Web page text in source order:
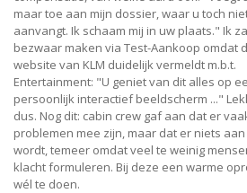
maar toe aan mijn dossier, waar u toch
aanvangt. Ik schaam mij in uw plaats." Ik
bezwaar maken via Test-Aankoop omdat
website van KLM duidelijk vermeldt m.b.t.
Entertainment: "U geniet van dit alles op
persoonlijk interactief beeldscherm ..."
dus. Nog dit: cabin crew gaf aan dat er
problemen mee zijn, maar dat er niets
wordt, temeer omdat veel te weinig
klacht formuleren. Bij deze een warme
wél te doen.